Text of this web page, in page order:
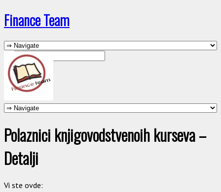
Finance Team
Polaznici knjigovodstvenoih kurseva –
Detalji
Vi ste ovde: